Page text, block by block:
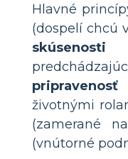
Hlavné
(dospelí chcú
skúsenosti
životnými
(zamerané
(vnútorné